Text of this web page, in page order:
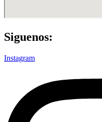
Siguenos:
Instagram